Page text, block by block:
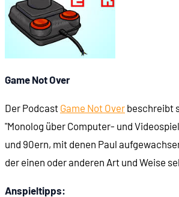
Game Not Over
Der Podcast Game Not Over beschreibt
"Monolog über Computer- und
und 90ern, mit denen Paul
der einen oder anderen Art und Weise
Anspieltipps: